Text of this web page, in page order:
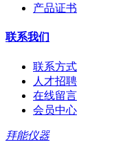
产品证书
联系我们
联系方式
人才招聘
在线留言
会员中心
拜能仪器